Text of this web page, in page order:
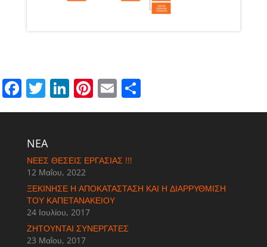
Facebook
Twitter
LinkedIn
Pinterest
Email
NEA
ΝΈΕΣ ΘΈΣΕΙΣ ΕΡΓΑΣΊΑΣ !!!
12 Μαΐου, 2022
ΞΕΚΊΝΗΣΕ Η ΑΠΟΚΑΤΆΣΤΑΣΗ ΚΑΙ Η ΔΙΑΡΡΎΘΜΙΣΗ
ΤΟΥ ΚΑΠΕΤΑΝΆΚΕΙΟΥ
24 Ιουλίου, 2017
ΖΗΤΟΎΝΤΑΙ ΣΥΝΕΡΓΆΤΕΣ
23 Μαΐου, 2017